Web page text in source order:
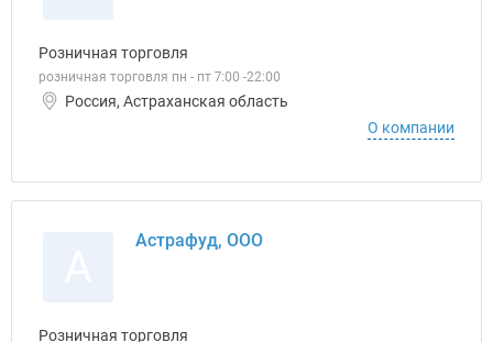
Розничная торговля
розничная торговля пн - пт 7:00 -22:00
Россия, Астраханская область
О компании
Астрафуд, ООО
Розничная торговля